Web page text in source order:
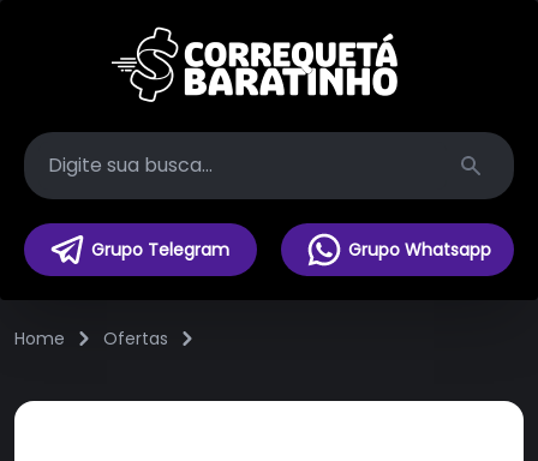
Search
Grupo Telegram Grupo Whatsapp
Home Ofertas